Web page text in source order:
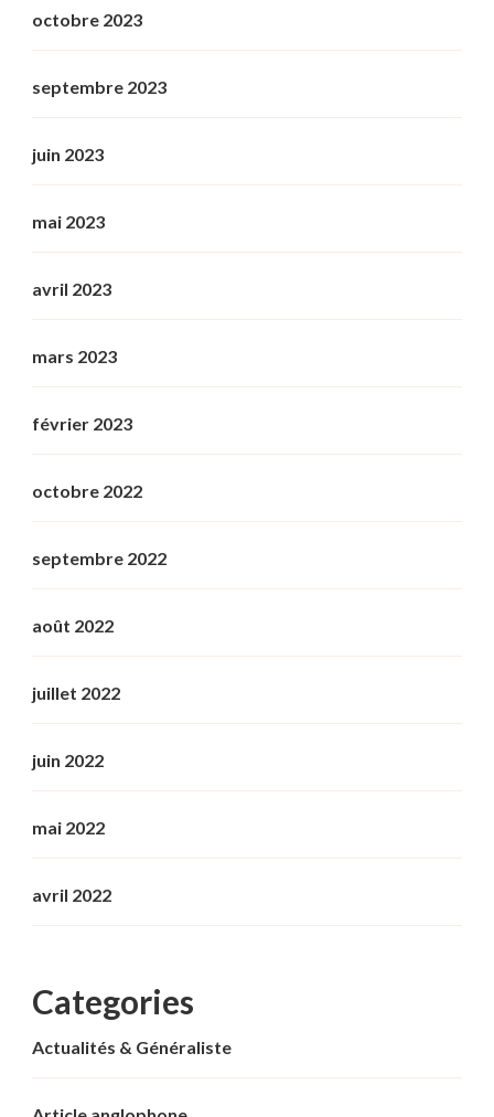
octobre 2023
septembre 2023
juin 2023
mai 2023
avril 2023
mars 2023
février 2023
octobre 2022
septembre 2022
août 2022
juillet 2022
juin 2022
mai 2022
avril 2022
Categories
Actualités & Généraliste